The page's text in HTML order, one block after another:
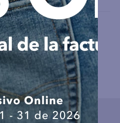
TU LOOK